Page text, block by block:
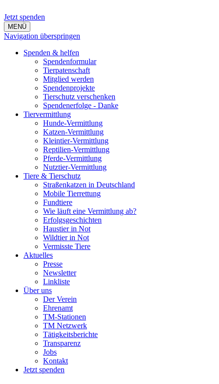
Jetzt spenden
MENÜ
Navigation überspringen
Spenden & helfen
Spendenformular
Tierpatenschaft
Mitglied werden
Spendenprojekte
Tierschutz verschenken
Spendenerfolge - Danke
Tiervermittlung
Hunde-Vermittlung
Katzen-Vermittlung
Kleintier-Vermittlung
Reptilien-Vermittlung
Pferde-Vermittlung
Nutztier-Vermittlung
Tiere & Tierschutz
Straßenkatzen in Deutschland
Mobile Tierrettung
Fundtiere
Wie läuft eine Vermittlung ab?
Erfolgsgeschichten
Haustier in Not
Wildtier in Not
Vermisste Tiere
Aktuelles
Presse
Newsletter
Linkliste
Über uns
Der Verein
Ehrenamt
TM-Stationen
TM Netzwerk
Tätigkeitsberichte
Transparenz
Jobs
Kontakt
Jetzt spenden